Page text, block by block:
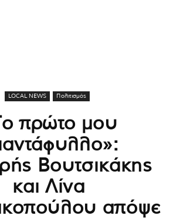
LOCAL NEWS Πολιτισμός
πρώτο μου
Βουτσικάκης
και Λίνα
απόψε